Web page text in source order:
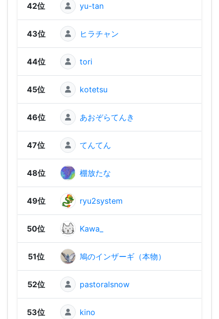
42位 yu-tan
43位 ヒラチャン
44位 tori
45位 kotetsu
46位 あおぞらてんき
47位 てんてん
48位 棚放たな
49位 ryu2system
50位 Kawa_
51位 鳩のインザーギ（本物）
52位 pastoralsnow
53位 kino